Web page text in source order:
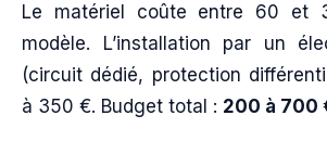
Le matériel coûte entre 60 et
modèle. L’installation par un
(circuit dédié, protection
à 350 €. Budget total : 200 à 700